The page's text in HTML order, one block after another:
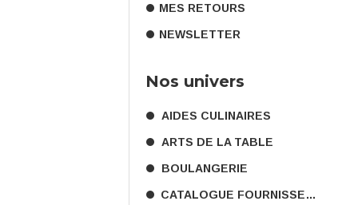
MES RETOURS
NEWSLETTER
Nos univers
AIDES CULINAIRES
ARTS DE LA TABLE
BOULANGERIE
CATALOGUE FOURNISSEURS